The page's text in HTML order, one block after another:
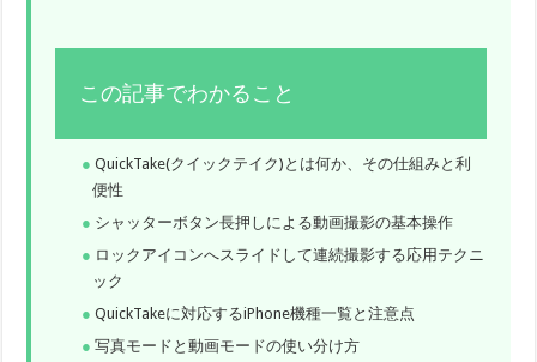
この記事でわかること
QuickTake(クイックテイク)とは何か、その仕組みと利
便性
シャッターボタン長押しによる動画撮影の基本操作
ロックアイコンへスライドして連続撮影する応用テクニ
ック
QuickTakeに対応するiPhone機種一覧と注意点
写真モードと動画モードの使い分け方